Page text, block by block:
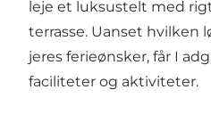
leje et luksustelt med
terrasse. Uanset hvilken
jeres ferieønsker, får I
faciliteter og aktiviteter.